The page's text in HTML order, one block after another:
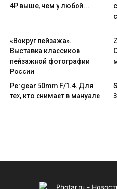
4P выше, чем у любой...
«Вокруг пейзажа».
Выставка классиков
пейзажной фотографии
России
Pergear 50mm F/1.4. Для
тех, кто снимает в мануале